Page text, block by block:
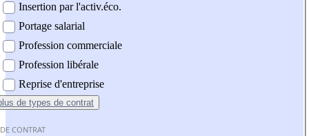
Insertion par l'activ.éco.
Portage salarial
Profession commerciale
Profession libérale
Reprise d'entreprise
de types de contrat
CONTRAT